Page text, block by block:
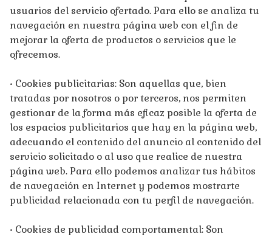
usuarios del servicio ofertado. Para ello se analiza tu
navegación en nuestra página web con el fin de
mejorar la oferta de productos o servicios que le
ofrecemos.
• Cookies publicitarias: Son aquellas que, bien
tratadas por nosotros o por terceros, nos permiten
gestionar de la forma más eficaz posible la oferta de
los espacios publicitarios que hay en la página web,
adecuando el contenido del anuncio al contenido del
servicio solicitado o al uso que realice de nuestra
página web. Para ello podemos analizar tus hábitos
de navegación en Internet y podemos mostrarte
publicidad relacionada con tu perfil de navegación.
• Cookies de publicidad comportamental: Son